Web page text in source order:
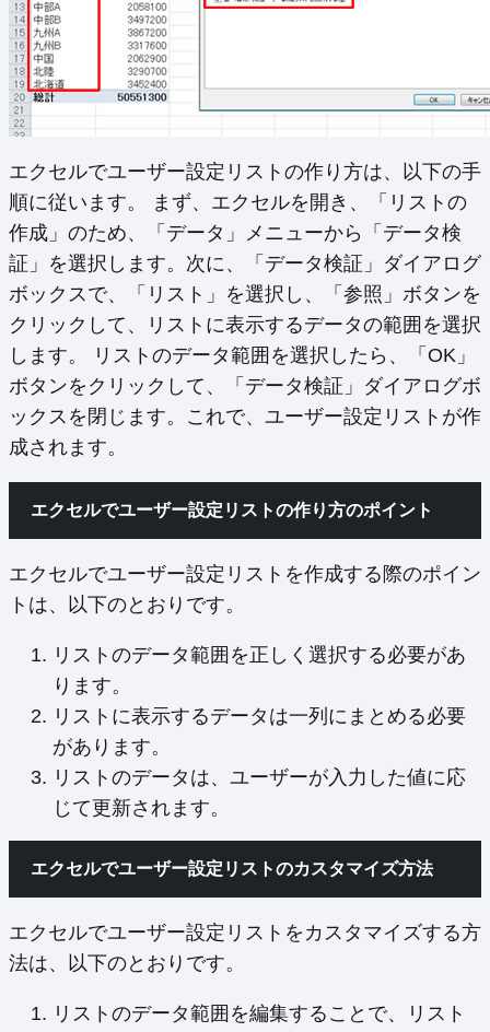
エクセルでユーザー設定リストの作り方は、以下の手
順に従います。 まず、エクセルを開き、「リストの
作成」のため、「データ」メニューから「データ検
証」を選択します。次に、「データ検証」ダイアログ
ボックスで、「リスト」を選択し、「参照」ボタンを
クリックして、リストに表示するデータの範囲を選択
します。 リストのデータ範囲を選択したら、「OK」
ボタンをクリックして、「データ検証」ダイアログボ
ックスを閉じます。これで、ユーザー設定リストが作
成されます。
エクセルでユーザー設定リストの作り方のポイント
エクセルでユーザー設定リストを作成する際のポイン
トは、以下のとおりです。
リストのデータ範囲を正しく選択する必要があ
ります。
リストに表示するデータは一列にまとめる必要
があります。
リストのデータは、ユーザーが入力した値に応
じて更新されます。
エクセルでユーザー設定リストのカスタマイズ方法
エクセルでユーザー設定リストをカスタマイズする方
法は、以下のとおりです。
リストのデータ範囲を編集することで、リスト